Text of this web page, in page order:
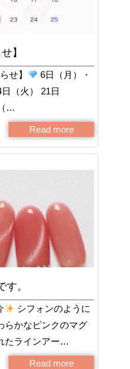
】
せ】
6日（月）・
（火） 21日
…
Read more
。
シフォンのように
らかなピンクのマグ
たラインアー…
Read more